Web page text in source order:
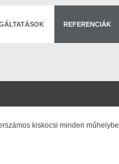
REFERENCIÁK
kiskocsi minden műhelybe